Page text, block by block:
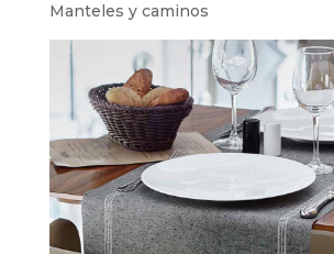
Manteles y caminos